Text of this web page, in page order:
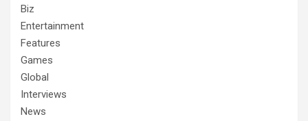
Biz
Entertainment
Features
Games
Global
Interviews
News